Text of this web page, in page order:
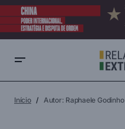
Início Autor: Raphaele Godinho